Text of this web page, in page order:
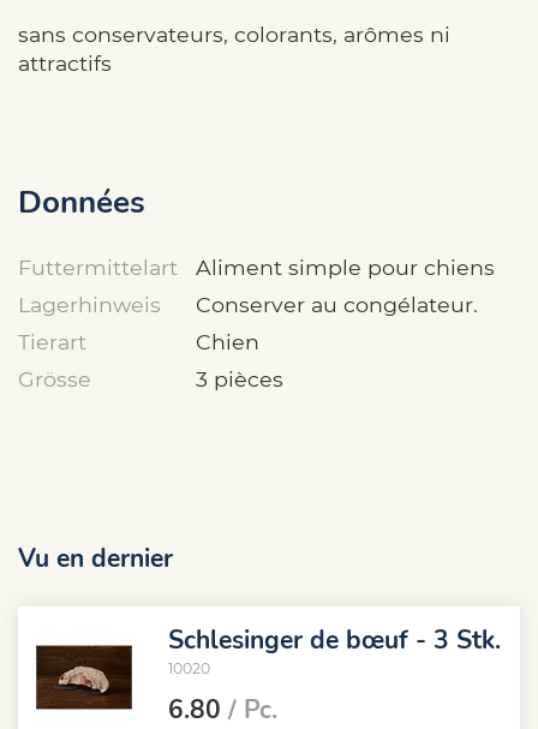
sans conservateurs, colorants, arômes ni
attractifs
Données
Futtermittelart
Aliment simple pour chiens
Lagerhinweis
Conserver au congélateur.
Tierart
Chien
Grösse
3 pièces
Vu en dernier
Schlesinger de bœuf - 3 Stk.
10020
6.80 / Pc.